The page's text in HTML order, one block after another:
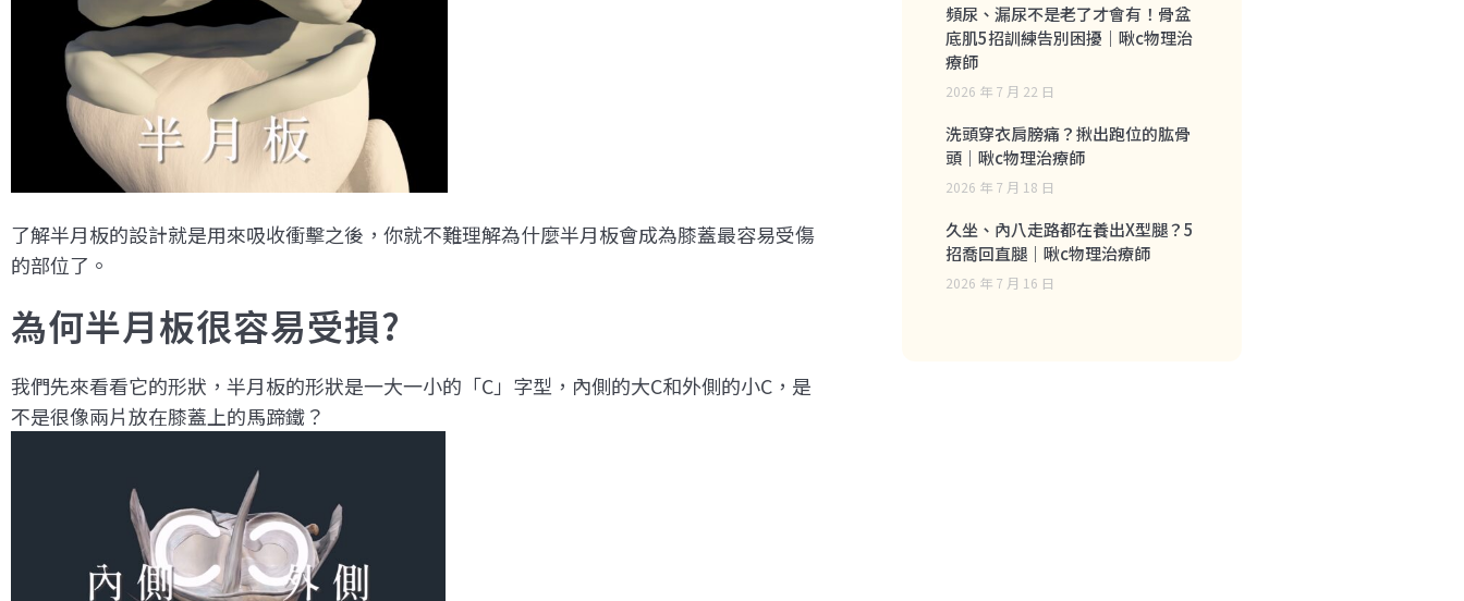
了解半月板的設計就是用來吸收衝擊之後，你就不難理解為什麼半月板會成為膝蓋最容易受傷
的部位了。
為何半月板很容易受損?
我們先來看看它的形狀，半月板的形狀是一大一小的「C」字型，內側的大C和外側的小C，是
不是很像兩片放在膝蓋上的馬蹄鐵？
頻尿、漏尿不是老了才會有！骨盆
底肌5招訓練告別困擾｜啾c物理治
療師
2026 年 7 月 22 日
洗頭穿衣肩膀痛？揪出跑位的肱骨
頭｜啾c物理治療師
2026 年 7 月 18 日
久坐、內八走路都在養出X型腿？5
招喬回直腿｜啾c物理治療師
2026 年 7 月 16 日